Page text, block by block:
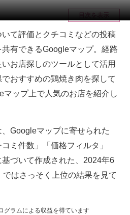
ジ
目次を表示
て評価とクチコミなどの投稿
有できるGoogleマップ。経路
お店探しのツールとして活用
おすすめの鶏焼き肉を探して
マップ上で人気のお店を紹介し
Googleマップに寄せられた
ミ件数」「価格フィルタ」
基づいて作成された、2024年6
はさっそく上位の結果を見て
ラムによる収益を得ています